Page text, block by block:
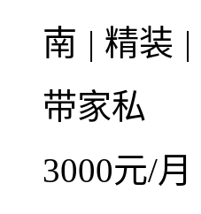
南 | 精装 |
带家私
3000元/月